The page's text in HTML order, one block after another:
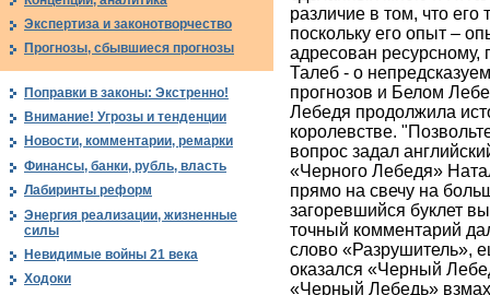
различие в том, что его
поскольку его опыт –
адресован
Талеб - о
прогнозов и Белом
Лебедя продолжила
королевстве.
вопрос задал
«Черного Лебедя»
прямо на свечу на
загоревшийся буклет
точный комментарий
слово «Разрушитель»,
оказался «Черный
«Черный Лебедь»
Экспертиза и законотворчество
Прогнозы, сбывшиеся прогнозы
Поправки в законы: Экстренно!
Внимание! Угрозы и тенденции
Новости, комментарии, ремарки
Финансы, банки, рубль, власть
Лабиринты реформ
Энергия реализации, жизненные
силы
Невидимые войны 21 века
Ходоки